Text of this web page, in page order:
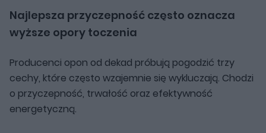
Najlepsza przyczepność często oznacza
wyższe opory toczenia
Producenci opon od dekad próbują pogodzić trzy
cechy, które często wzajemnie się wykluczają. Chodzi
o przyczepność, trwałość oraz efektywność
energetyczną.